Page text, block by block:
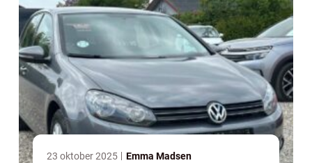
23 oktober 2025 Emma Madsen